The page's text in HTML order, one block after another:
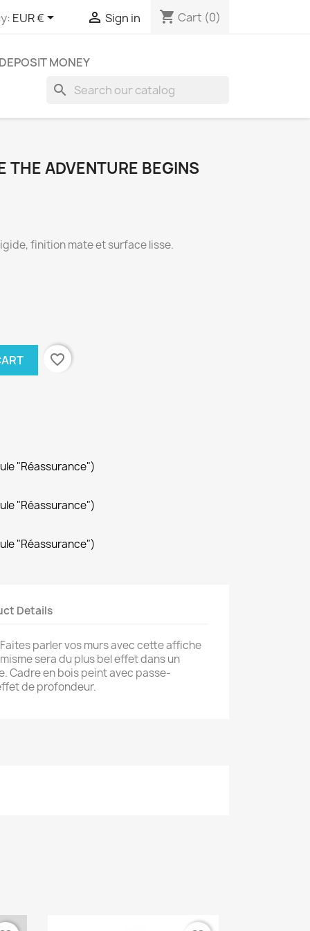
EUR €  Sign in shopping_cart Cart (0)
DEPOSIT MONEY
search
THE ADVENTURE BEGINS
finition mate et surface lisse.
favorite_border
"Réassurance")
"Réassurance")
"Réassurance")
Details
parler vos murs avec cette affiche
sera du plus bel effet dans un
Cadre en bois peint avec passe-
de profondeur.